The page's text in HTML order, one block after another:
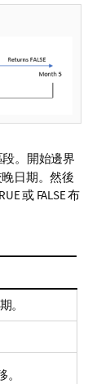
。開始邊界
日期。然後
或 FALSE 布
。